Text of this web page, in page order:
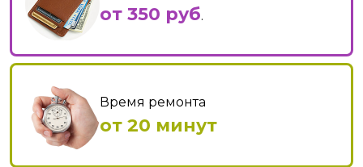
от 350 руб.
Время ремонта
от 20 минут